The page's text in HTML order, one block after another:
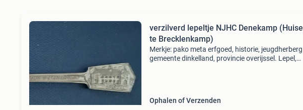
verzilverd lepeltje NJHC Denekamp (Huise
te Brecklenkamp)
Merkje: pako meta erfgoed, historie, jeugdherberg
gemeente dinkelland, provincie overijssel. Lepel,
Ophalen of Verzenden